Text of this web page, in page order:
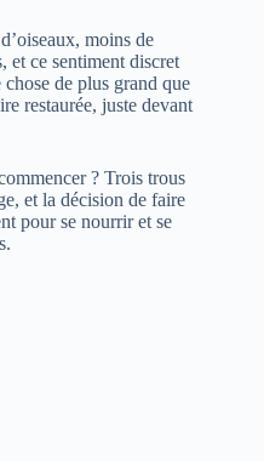
moins de
et ce sentiment discret
de plus grand que
restaurée, juste devant
? Trois trous
et la décision de faire
pour se nourrir et se